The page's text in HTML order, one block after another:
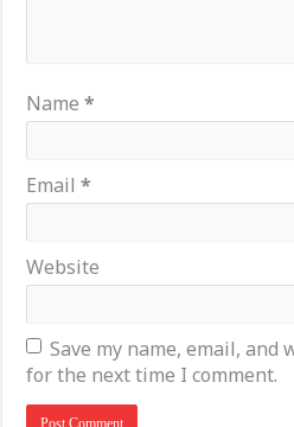
Name*
Email*
Website
Save my name, email,
for the next time I comment.